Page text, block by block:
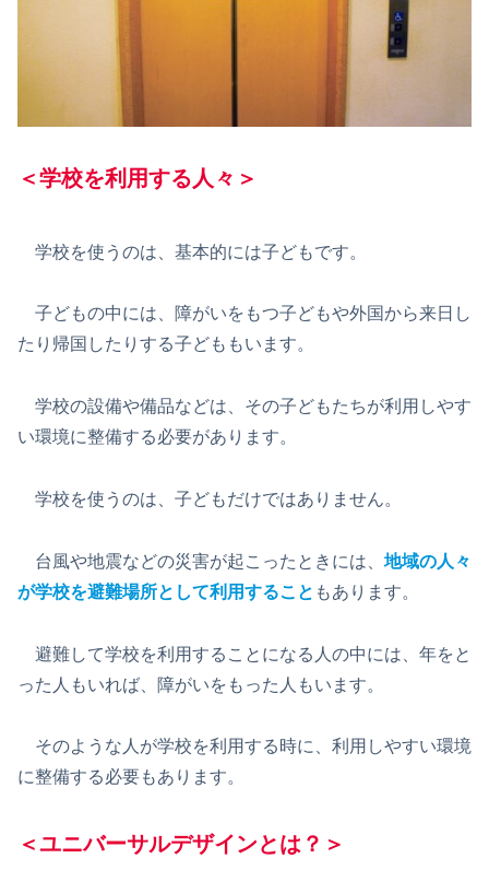
＜学校を利用する人々＞
学校を使うのは、基本的には子どもです。
子どもの中には、障がいをもつ子どもや外国から来日し
たり帰国したりする子どももいます。
学校の設備や備品などは、その子どもたちが利用しやす
い環境に整備する必要があります。
学校を使うのは、子どもだけではありません。
台風や地震などの災害が起こったときには、 地域の人々
が学校を避難場所として利用すること もあります。
避難して学校を利用することになる人の中には、年をと
った人もいれば、障がいをもった人もいます。
そのような人が学校を利用する時に、利用しやすい環境
に整備する必要もあります。
＜ユニバーサルデザインとは？＞